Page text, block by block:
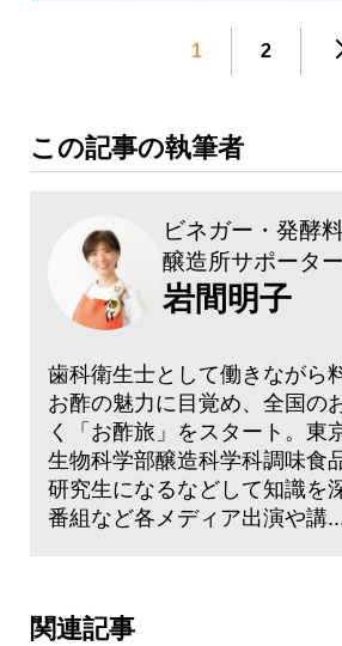
1 2
この記事の執筆者
ビネガー・発酵
醸造所サポーター
岩間明子
歯科衛生士として働きながら
お酢の魅力に目覚め、全国の
く「お酢旅」をスタート。東
生物科学部醸造科学科調味食
研究生になるなどして知識を
番組など各メディア出演や講
関連記事